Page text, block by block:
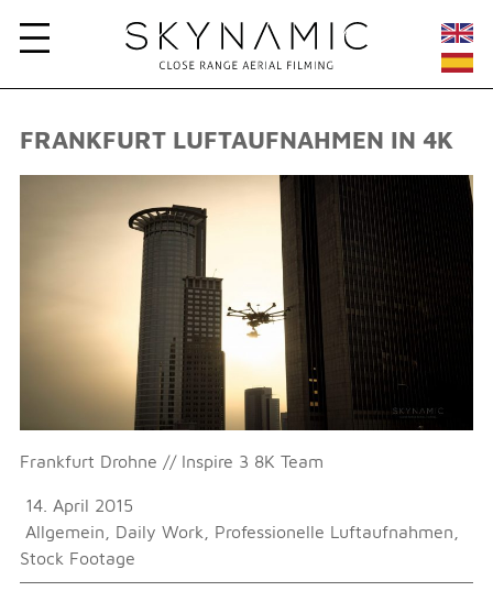
FRANKFURT LUFTAUFNAHMEN IN 4K
Frankfurt Drohne // Inspire 3 8K Team
14. April 2015
Allgemein
Daily Work Professionelle Luftaufnahmen
Stock Footage